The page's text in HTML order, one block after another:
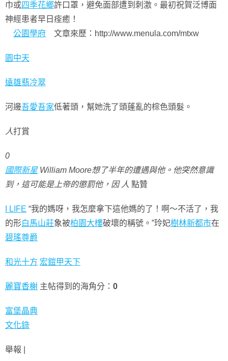
巾或四季花鄉許口罩，避免面部遭到刺激。最初祝賀泛博面
神經患者早日痊癒！
公園學府 文章來歷：http://www.menula.com/mtxw
園中天
遠雄翡冷翠
河邊吾愛吾家低著頭，幫她洗了頭蓬亂的棕色頭髮。
人打賞
0
國際新星William Moore想了半年的遭遇與他。他突然意識
到，這可能是上帝的懲罰他，因 人 點贊
I LIFE “我的媽呀，我怎麼拿下這他媽的了！啊〜不活了，我
的形白馬山莊象被柏園大樓破壞的稱號。”玲妃樹林新都市在
碧瑤尊爵
和光十方 宏鎧甲天下
麗寶香榭 主帖得到的海角分： 0
富堡晶典
文化錄
舉報 |